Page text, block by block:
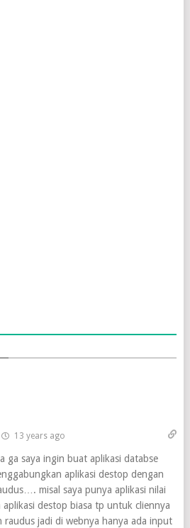
13 years ago
ga saya ingin buat aplikasi databse
aplikasi destop dengan
misal saya punya aplikasi nilai
destop biasa tp untuk cliennya
raudus jadi di webnya hanya ada input